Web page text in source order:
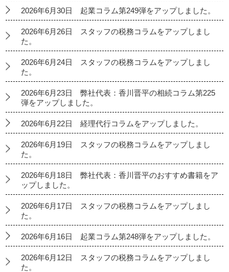
2026年6月30日 起業コラム第249弾をアップしました。
2026年6月26日 スタッフの税務コラムをアップしまし
た。
2026年6月24日 スタッフの税務コラムをアップしまし
た。
2026年6月23日 弊社代表：香川晋平の相続コラム第225
弾をアップしました。
2026年6月22日 経理代行コラムをアップしました。
2026年6月19日 スタッフの税務コラムをアップしまし
た。
2026年6月18日 弊社代表：香川晋平のおすすめ書籍をア
ップしました。
2026年6月17日 スタッフの税務コラムをアップしまし
た。
2026年6月16日 起業コラム第248弾をアップしました。
2026年6月12日 スタッフの税務コラムをアップしまし
た。